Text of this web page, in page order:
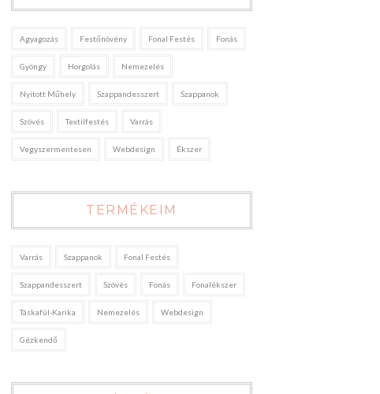
Agyagozás Festőnövény Fonal Festés Fonás
Gyöngy Horgolás Nemezelés
Nyitott Műhely Szappandesszert Szappanok
Szövés Textilfestés Varrás
Vegyszermentesen Webdesign Ékszer
TERMÉKEIM
Varrás Szappanok Fonal Festés
Szappandesszert Szövés Fonás Fonalékszer
Táskafül-Karika Nemezelés Webdesign
Gézkendő